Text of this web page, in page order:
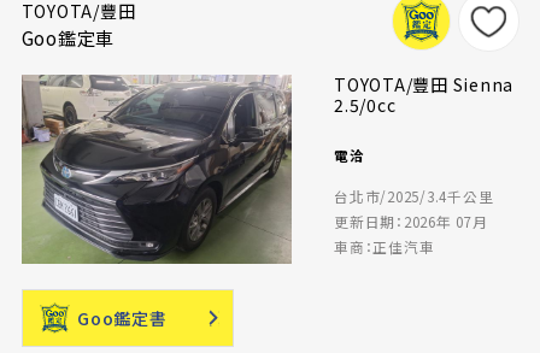
TOYOTA/豐田
Goo鑑定車
TOYOTA/豐田 Sienna
2.5/0cc
電洽
台北市/2025/3.4千公里
更新日期：2026年 07月
車商：正佳汽車
Goo鑑定書